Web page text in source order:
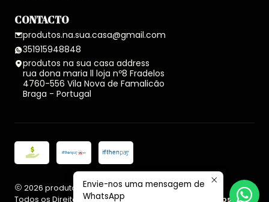
CONTACTO
produtos.na.sua.casa@gmail.com
351915948848
produtos na sua casa address
rua dona maria ll loja nº8 Fradelos
4760-556 Vila Nova de Famalicão
Braga - Portugal
2026 produtos na sua casa.
Todos os Direitos Reservados.
Com tecnologia Jumpseller.
Envie-nos uma mensagem de
WhatsApp